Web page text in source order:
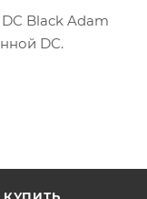
Black Adam
DC.